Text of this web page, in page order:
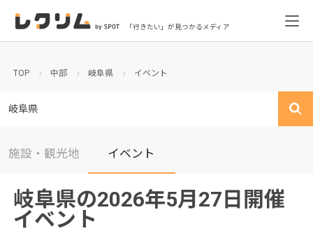
「行きたい」が見つかるメディア
TOP 中部 岐阜県 イベント
岐阜県
施設・観光地 イベント
岐阜県の2026年5月27日開催
イベント